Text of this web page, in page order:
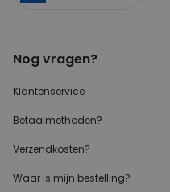
Nog vragen?
Klantenservice
Betaalmethoden?
Verzendkosten?
Waar is mijn bestelling?